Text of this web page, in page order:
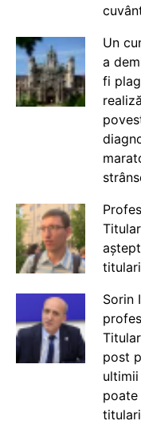
Un
a
fi
Sorin
post